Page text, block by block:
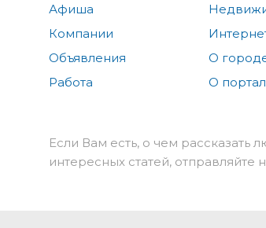
Афиша
Компании
Объявления
Работа
О
О
Если Вам есть, о чем рассказать
интересных статей, отправляйте